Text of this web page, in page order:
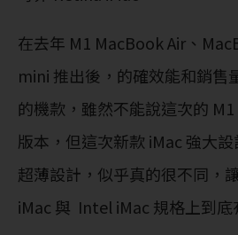
在去年 M1 MacBook Air、
mini 推出後，的確效能和銷售
的機款，雖然不能說這次的
版本，但這次新款 iMac 強大
超薄設計，似乎真的很不同，
iMac 與 Intel iMac 規格上到底